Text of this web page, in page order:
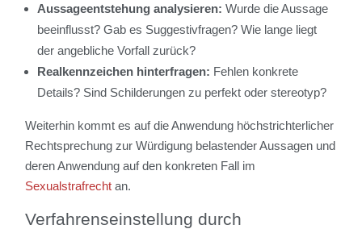
Aussageentstehung analysieren:Wurde die Aussage
beeinflusst? Gab es Suggestivfragen? Wie lange liegt
der angebliche Vorfall zurück?
Realkennzeichen hinterfragen: Fehlen konkrete
Details? Sind Schilderungen zu perfekt oder stereotyp?
Weiterhin kommt es auf die Anwendung höchstrichterlicher
Rechtsprechung zur Würdigung belastender Aussagen und
deren Anwendung auf den konkreten Fall im
Sexualstrafrecht an.
Verfahrenseinstellung durch